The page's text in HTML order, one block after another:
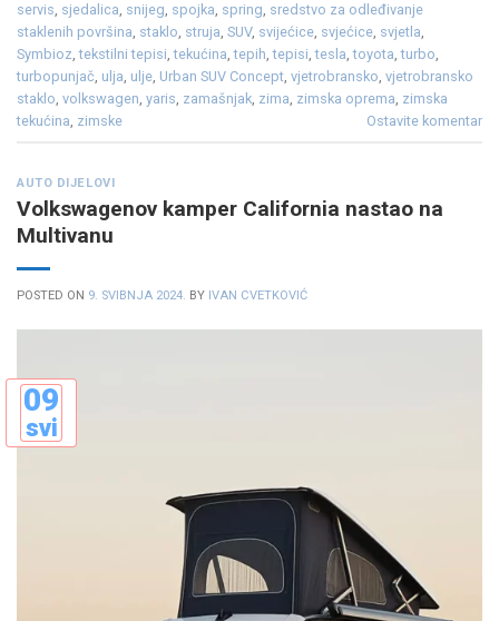
servis, sjedalica, snijeg, spojka, spring, sredstvo za odleđivanje
staklenih površina, staklo, struja, SUV, svijećice, svjećice, svjetla,
Symbioz,tekstilni tepisi,tekućina,tepih,tepisi,tesla,toyota,turbo,
turbopunjač, ulja, ulje, Urban SUV Concept, vjetrobransko, vjetrobransko
staklo, volkswagen, yaris, zamašnjak, zima, zimska oprema, zimska
tekućina, zimske Ostavite komentar
AUTO DIJELOVI
Volkswagenov kamper California nastao na
Multivanu
POSTED ON 9. SVIBNJA 2024. BY IVAN CVETKOVIĆ
09
svi